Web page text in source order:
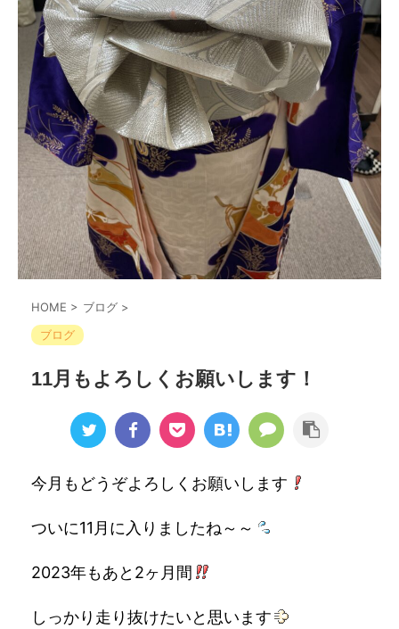
HOME > ブログ >
ブログ
11月もよろしくお願いします！
今月もどうぞよろしくお願いします
ついに11月に入りましたね～～
2023年もあと2ヶ月間
しっかり走り抜けたいと思います